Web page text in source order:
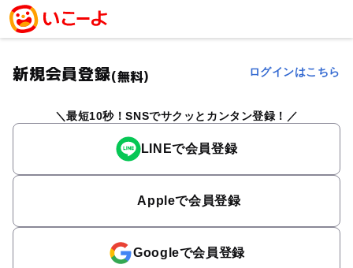
新規会員登録(無料) ログインはこちら
最短10秒！SNSでサクッとカンタン登録！
LINEで会員登録
Appleで会員登録
Googleで会員登録